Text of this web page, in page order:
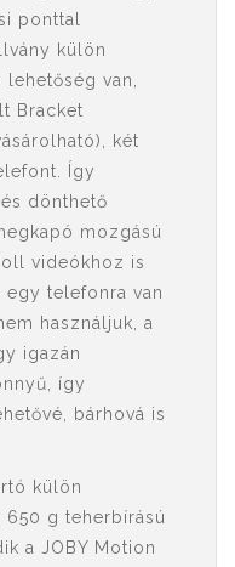
ponttal
külön
van,
Bracket
két
Így
dönthető
mozgású
videókhoz is
egy telefonra van
használjuk, a
igazán
így
bárhová is
külön
650 g teherbírású
a JOBY Motion